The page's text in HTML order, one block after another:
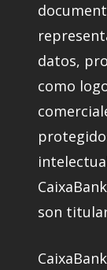
datos,
como
son